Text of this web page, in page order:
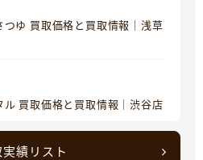
ゆ 買取価格と買取情報｜浅草
買取価格と買取情報｜渋谷店
実績リスト